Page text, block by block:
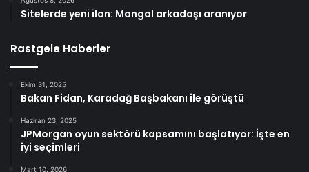
Sitelerde yeni ilan: Mangal arkadaşı aranıyor
Rastgele Haberler
Ekim 31, 2025
Bakan Fidan, Karadağ Başbakanı ile görüştü
Haziran 23, 2025
JPMorgan oyun sektörü kapsamını başlatıyor: İşte en
iyi seçimleri
Mart 10, 2026